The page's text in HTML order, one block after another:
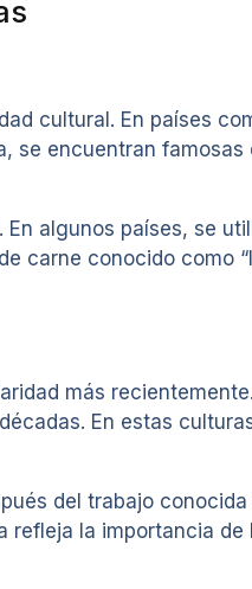
cultural. En países
se encuentran
algunos países, se
carne conocido como
más
En estas
del trabajo
la importancia